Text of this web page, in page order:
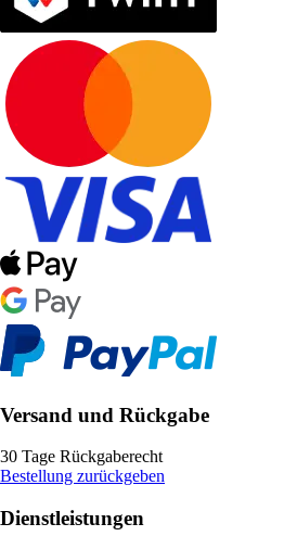
Versand und Rückgabe
30 Tage Rückgaberecht
Bestellung zurückgeben
Dienstleistungen